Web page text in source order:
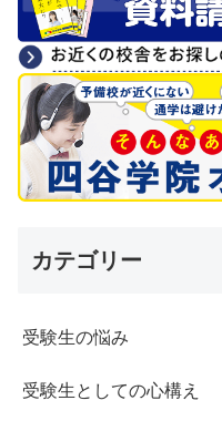
カテゴリー
受験生の悩み
受験生としての心構え